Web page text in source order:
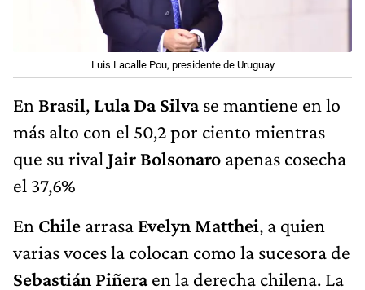
Luis Lacalle Pou, presidente de Uruguay
En Brasil, Lula Da Silvase mantiene en lo
más alto con el 50,2 por ciento mientras
que su rival Jair Bolsonaro apenas cosecha
el 37,6%
En Chile arrasa Evelyn Matthei, a quien
varias voces la colocan como la sucesora de
Sebastián Piñeraen la derecha chilena. La